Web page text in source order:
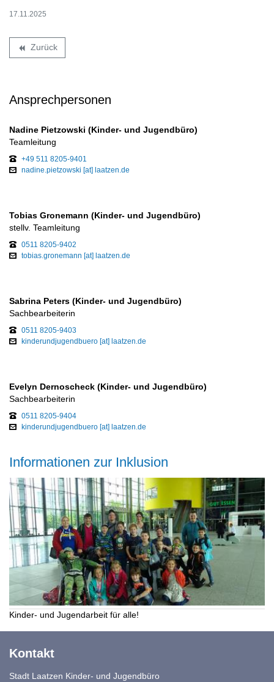
17.11.2025
backward Zurück
Ansprechpersonen
Nadine Pietzowski (Kinder- und Jugendbüro)
Teamleitung
+49 511 8205-9401
nadine.pietzowski [at] laatzen.de
Tobias Gronemann (Kinder- und Jugendbüro)
stellv. Teamleitung
0511 8205-9402
tobias.gronemann [at] laatzen.de
Sabrina Peters (Kinder- und Jugendbüro)
Sachbearbeiterin
0511 8205-9403
kinderundjugendbuero [at] laatzen.de
Evelyn Dernoscheck (Kinder- und Jugendbüro)
Sachbearbeiterin
0511 8205-9404
kinderundjugendbuero [at] laatzen.de
Informationen zur Inklusion
Kinder- und Jugendarbeit für alle!
Kontakt
Stadt Laatzen Kinder- und Jugendbüro